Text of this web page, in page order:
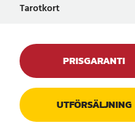
Tarotkort
PRISGARANTI
UTFÖRSÄLJNING